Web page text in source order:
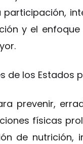
y el
de los Estados
prevenir,
físicas
de nutrición,